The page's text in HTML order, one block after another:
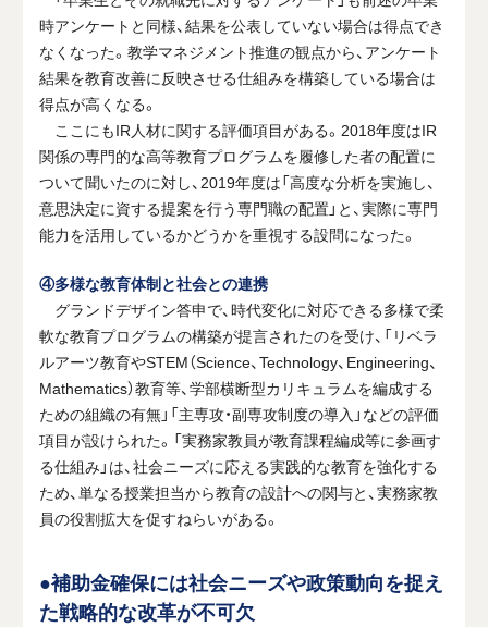
時アンケートと同様、結果を公表していない場合は得点でき
なくなった。教学マネジメント推進の観点から、アンケート
結果を教育改善に反映させる仕組みを構築している場合は
得点が高くなる。
ここにもIR人材に関する評価項目がある。2018年度はIR
関係の専門的な高等教育プログラムを履修した者の配置に
ついて聞いたのに対し、2019年度は「高度な分析を実施し、
意思決定に資する提案を行う専門職の配置」と、実際に専門
能力を活用しているかどうかを重視する設問になった。
④多様な教育体制と社会との連携
グランドデザイン答申で、時代変化に対応できる多様で柔
軟な教育プログラムの構築が提言されたのを受け、「リベラ
ルアーツ教育やSTEM（Science、Technology、Engineering、
Mathematics）教育等、学部横断型カリキュラムを編成する
ための組織の有無」「主専攻・副専攻制度の導入」などの評価
項目が設けられた。「実務家教員が教育課程編成等に参画す
る仕組み」は、社会ニーズに応える実践的な教育を強化する
ため、単なる授業担当から教育の設計への関与と、実務家教
員の役割拡大を促すねらいがある。
●補助金確保には社会ニーズや政策動向を捉え
た戦略的な改革が不可欠